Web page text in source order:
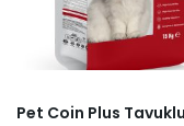
Pet Coin Plus Tavuklu